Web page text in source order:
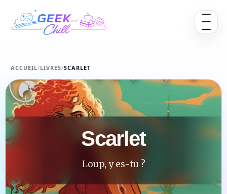
Ouvrir
ACCUEIL/LIVRES/SCARLET
Scarlet
Loup, y es-tu ?